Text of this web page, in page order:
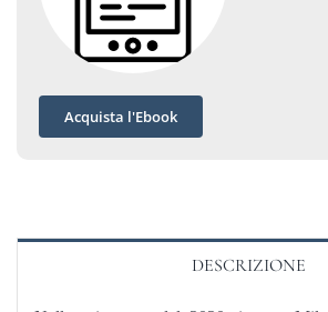
Acquista l'Ebook
DESCRIZIONE